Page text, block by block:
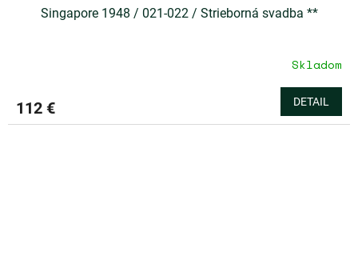
Singapore 1948 / 021-022 / Strieborná svadba **
Skladom
112 € DETAIL